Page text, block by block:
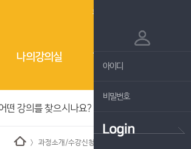
회원가입
나의강의실 학습지원센터
〉 과정소개/수강신청 〉 과정상세정보